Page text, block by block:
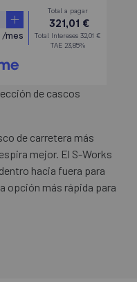
de cascos
de carretera más
mejor. El S-Works
hacia fuera para
opción más rápida para